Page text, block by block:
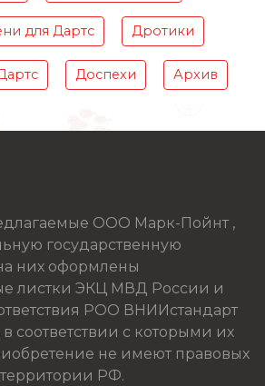
для Дартс Дротики
Доспехи Архив
ООО Марк-Пойнт ,
государственную
них оформлены
листки ЭКЦ МВД России и
РОО ВНИИстандарт
в соответствии с которыми их
не имеют правовых
РФ.